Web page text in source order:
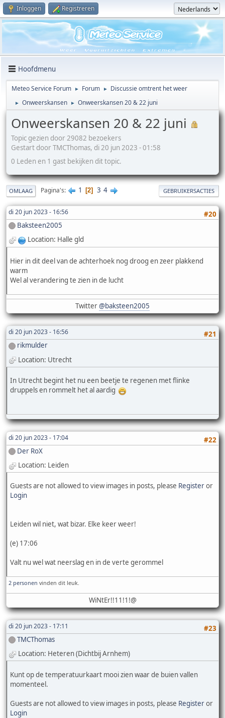
Inloggen Registreren
Hoofdmenu
Meteo Service Forum ► Forum ► Discussie omtrent het weer
► Onweerskansen ► Onweerskansen 20 & 22 juni
Onweerskansen 20 & 22 juni
Topic gezien door 29082 bezoekers
Gestart door TMCThomas, di 20 jun 2023 - 01:58
0 Leden en 1 gast bekijken dit topic.
OMLAAG Pagina's 1 2 3 4 GEBRUIKERSACTIES
di 20 jun 2023 - 16:56
#20
Baksteen2005
Location: Halle gld
Hier in dit deel van de achterhoek nog droog en zeer plakkend
warm
Wel al verandering te zien in de lucht
Twitter@baksteen2005
di 20 jun 2023 - 16:56
#21
rikmulder
Location: Utrecht
In Utrecht begint het nu een beetje te regenen met flinke
druppels en rommelt het al aardig
di 20 jun 2023 - 17:04
#22
Der RoX
Location: Leiden
Guests are not allowed to view images in posts, please Registeror
Login
Leiden wil niet, wat bizar. Elke keer weer!
(e) 17:06
Valt nu wel wat neerslag en in de verte gerommel
2 personen vinden dit leuk.
WiNtEr!!11!1!@
di 20 jun 2023 - 17:11
#23
TMCThomas
Location: Heteren (Dichtbij Arnhem)
Kunt op de temperatuurkaart mooi zien waar de buien vallen
momenteel.
Guests are not allowed to view images in posts, please Registeror
Login